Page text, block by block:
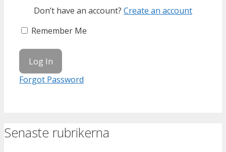
Don’t have an account? Create an account
Remember Me
Forgot Password
Senaste rubrikerna